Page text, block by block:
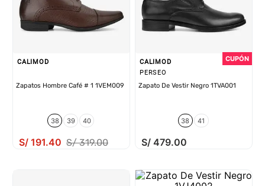
CALIMOD
Zapatos Hombre Café # 1 1VEM009
38 39 40
S/ 191.40 S/ 319.00
CALIMOD
PERSEO
Zapato De Vestir Negro 1TVA001
38 41
S/ 479.00